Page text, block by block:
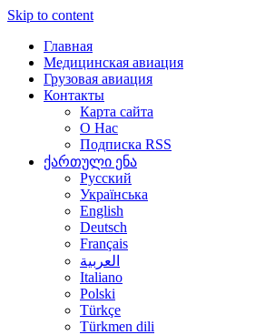
Skip to content
Главная
Медицинская авиация
Грузовая авиация
Контакты
Карта сайта
О Нас
Подписка RSS
ქართული ენა
Русский
Українська
English
Deutsch
Français
العربية
Italiano
Polski
Türkçe
Türkmen dili